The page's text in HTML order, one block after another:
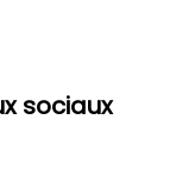
sociaux